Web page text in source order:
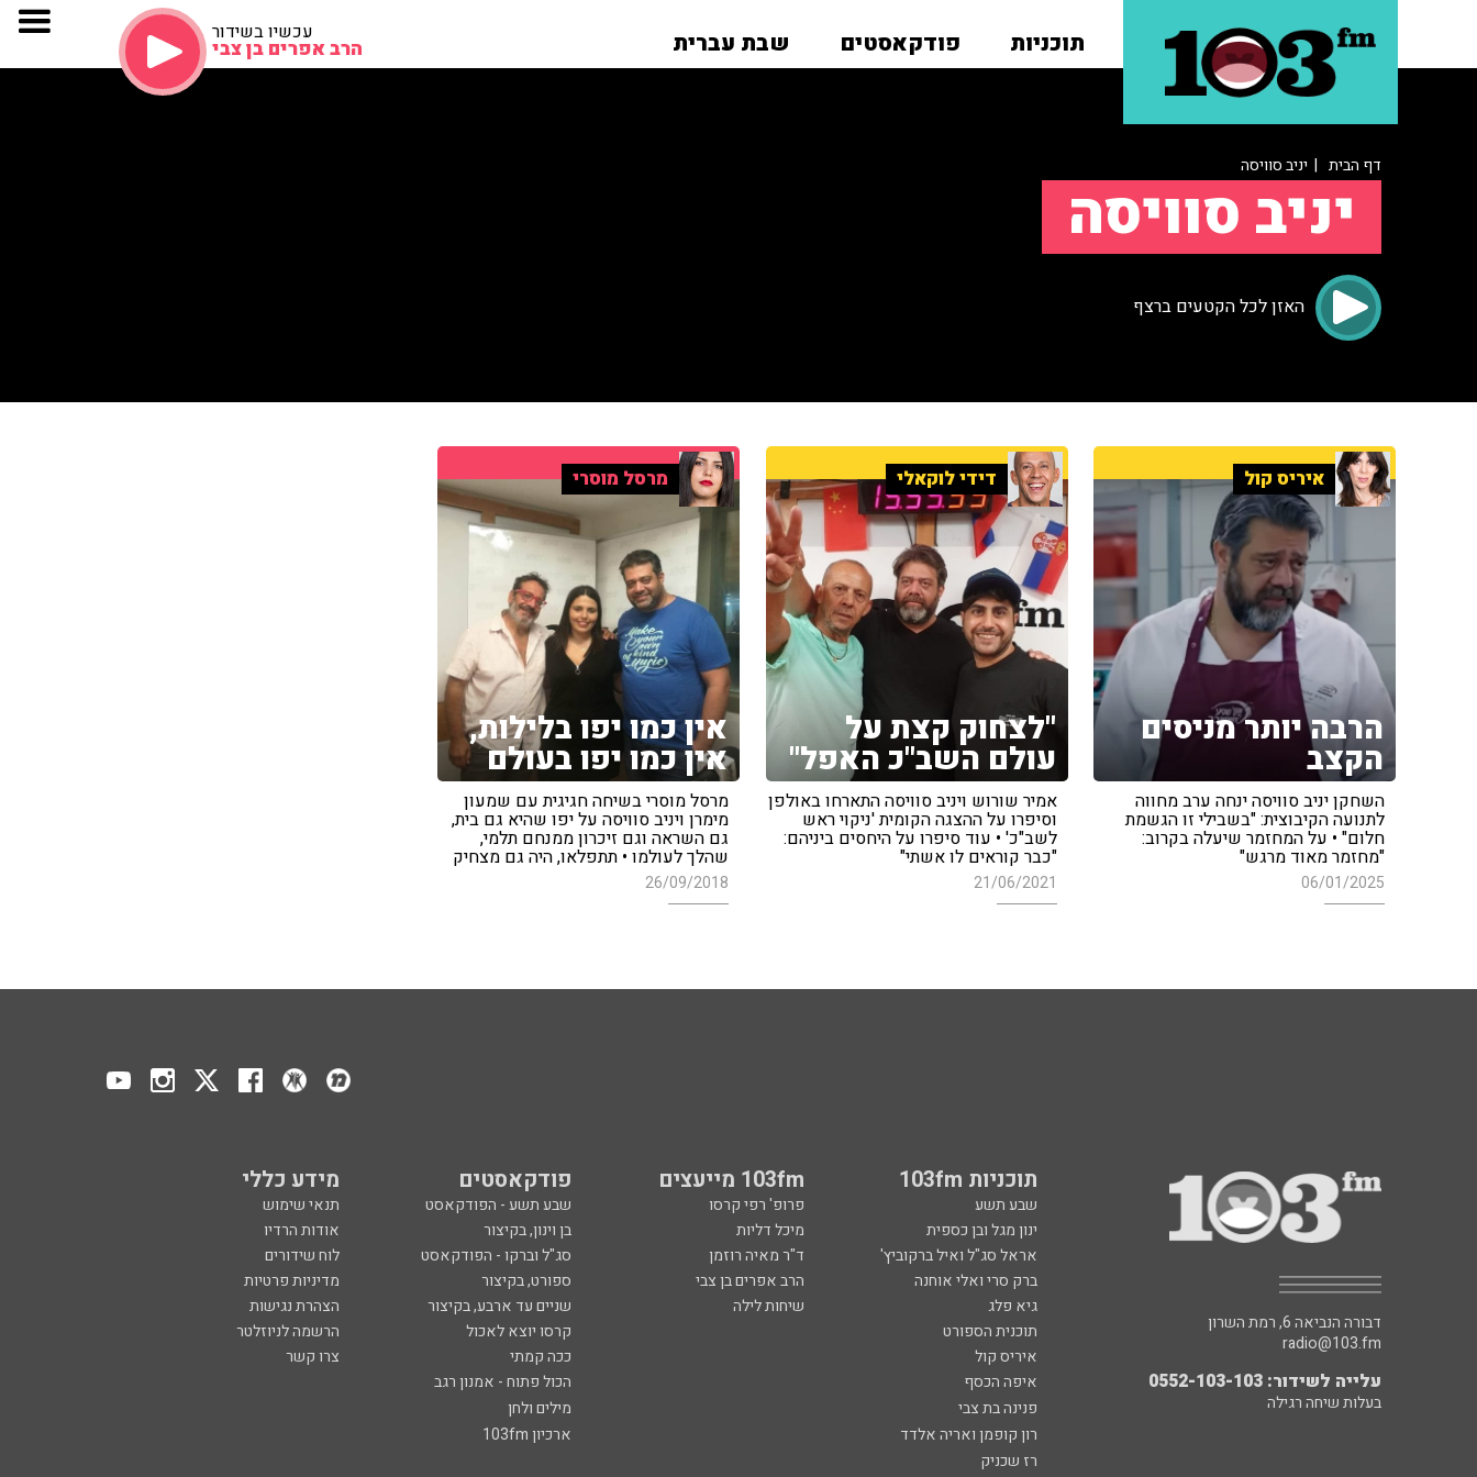
תוכניות פודקאסטים שבת עברית עכשיו בשידור
הרב אפרים בן צבי
דף הבית | יניב סוויסה
יניב סוויסה
האזן לכל הקטעים ברצף
איריס קול
הרבה יותר מניסים
הקצב
השחקן יניב סוויסה ינחה ערב מחווה
לתנועה הקיבוצית: "בשבילי זו הגשמת
חלום" • על המחזמר שיעלה בקרוב:
"מחזמר מאוד מרגש"
06/01/2025
דידי לוקאלי
"לצחוק קצת על
עולם השב"כ האפל"
אמיר שורוש ויניב סוויסה התארחו באולפן
וסיפרו על ההצגה הקומית 'ניקוי ראש
לשב"כ' • עוד סיפרו על היחסים ביניהם:
"כבר קוראים לו אשתי"
21/06/2021
מרסל מוסרי
אין כמו יפו בלילות,
אין כמו יפו בעולם
מרסל מוסרי בשיחה חגיגית עם שמעון
מימרן ויניב סוויסה על יפו שהיא גם בית,
גם השראה וגם זיכרון ממנחם תלמי,
שהלך לעולמו • תתפלאו, היה גם מצחיק
26/09/2018
תוכניות 103fm 103fm מייעצים פודקאסטים מידע כללי
שבע תשע פרופ' רפי קרסו שבע תשע - הפודקאסט
תנאי שימוש
ינון מגל ובן כספית
מיכל דליות בן וינון, בקיצור
אודות הרדיו
אראל סג"ל ואיל ברקוביץ'
ד"ר מאיה רוזמן סג"ל וברקו - הפודקאסט
לוח שידורים
ברק סרי ואלי אוחנה
הרב אפרים בן צבי ספורט, בקיצור
מדיניות פרטיות
גיא פלג
שיחות לילה שניים עד ארבע, בקיצור
הצהרת נגישות
תוכנית הספורט
קרסו יוצא לאכול
הרשמה לניוזלטר
איריס קול
ככה קמתי
צרו קשר
איפה הכסף
הכול פתוח - אמנון רגב
פנינה בת צבי
מילים ולחן
רון קופמן ואריה אלדד
ארכיון 103fm
רז שכניק
דבורה הנביאה 6, רמת השרון
radio@103.fm
עלייה לשידור: 0552-103-103
בעלות שיחה רגילה